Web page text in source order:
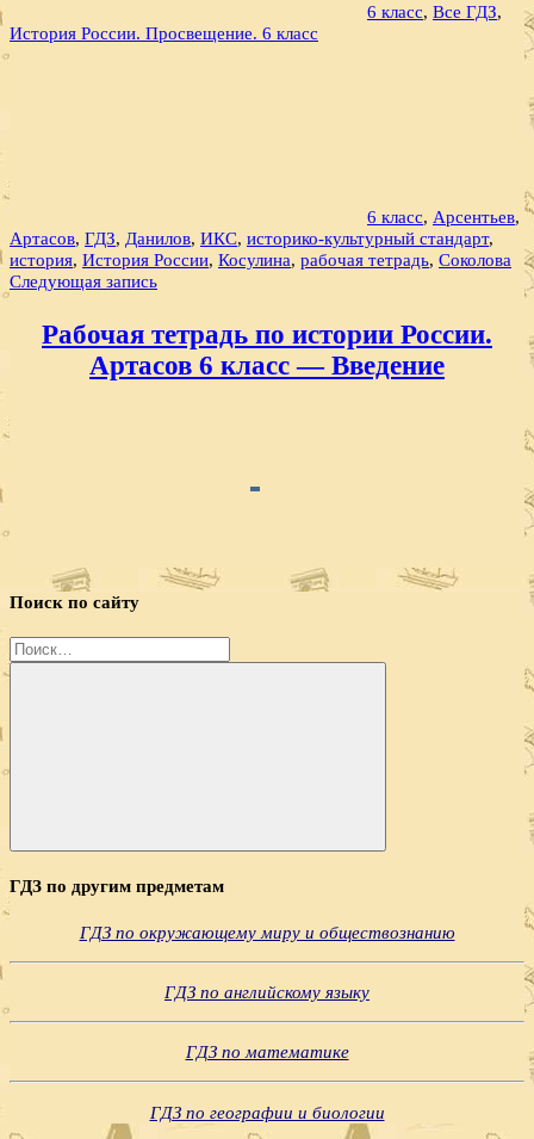
6 класс, Все ГДЗ,
История России. Просвещение. 6 класс
6 класс, Арсентьев,
Артасов, ГДЗ, Данилов, ИКС, историко-культурный стандарт,
история, История России, Косулина, рабочая тетрадь, Соколова
Навигация
записям
Следующая запись
Рабочая тетрадь по истории России.
Артасов 6 класс — Введение
Поиск по сайту
Найти:
Поиск
ГДЗ по другим предметам
ГДЗ по окружающему миру и обществознанию
ГДЗ по английскому языку
ГДЗ по математике
ГДЗ по географии и биологии